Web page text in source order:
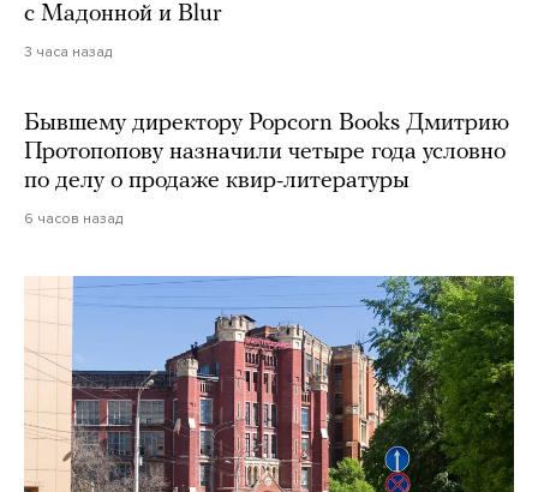
с Мадонной и Blur
3 часа назад
Бывшему директору Popcorn Books Дмитрию
Протопопову назначили четыре года условно
по делу о продаже квир-литературы
6 часов назад